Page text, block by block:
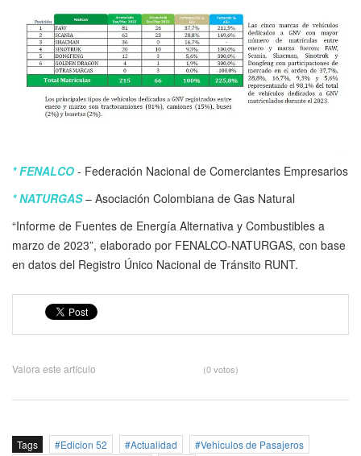
* FENALCO - Federación Nacional de Comerciantes Empresarios
* NATURGAS– Asociación Colombiana de Gas Natural
“Informe de Fuentes de Energía Alternativa y Combustibles a
marzo de 2023”, elaborado por FENALCO-NATURGAS, con base
en datos del Registro Único Nacional de Tránsito RUNT.
Valora este artículo (0 votos)
Tags Edicion 52 Actualidad
Vehiculos de Pasajeros